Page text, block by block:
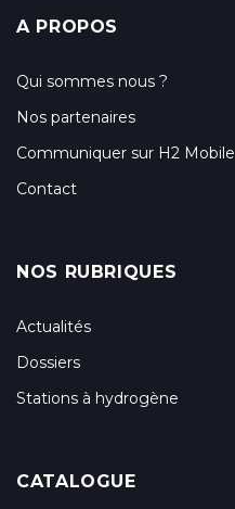
A PROPOS
Qui sommes nous ?
Nos partenaires
Communiquer sur H2 Mobile
Contact
NOS RUBRIQUES
Actualités
Dossiers
Stations à hydrogène
CATALOGUE